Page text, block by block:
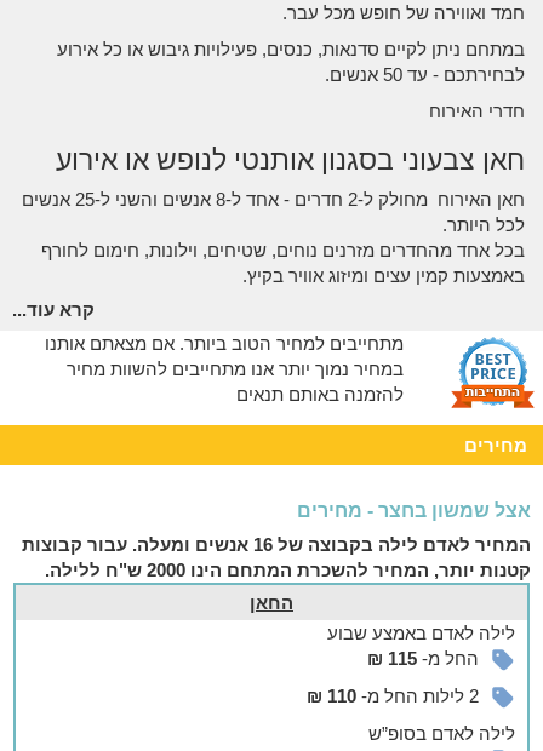
חמד ואווירה של חופש מכל עבר.
במתחם ניתן לקיים סדנאות, כנסים, פעילויות גיבוש או כל אירוע
לבחירתכם - עד 50 אנשים.
חדרי האירוח
חאן צבעוני בסגנון אותנטי לנופש או אירוע
חאן האירוח מחולק ל-2 חדרים - אחד ל-8 אנשים והשני ל-25 אנשים
לכל היותר.
בכל אחד מהחדרים מזרנים נוחים, שטיחים, וילונות, חימום לחורף
באמצעות קמין עצים ומיזוג אוויר בקיץ.
מטבח מאובזר עם מקרר, כיריים, תנור אפייה, מיקרוגל, קומקום,
*יש להביא מצעים, שמיכות ומגבות.
אצלנו בחצר
להתרווח מול הנוף וליהנות מהחופש
מהמם. כאן תפגשו בתרנגולות, החמור והפרדה שמשוטטים בכיף.
אז מה מחכה לכם בחצר?
חדרי רחצה צמודים עם מים חמים
שולחנות פיקניק
נדנדות ופינות ישיבה באוויר הצלול
נקודות חשמל רבות
אזור ייעודי להבערת מדורות
פינת החי מקסימה בה תפגשו תרנגולות ואת דני החמור (חל
קרא עוד...
מתחייבים למחיר הטוב ביותר. אם מצאתם אותנו
במחיר נמוך יותר אנו מתחייבים להשוות מחיר
להזמנה באותם תנאים
מחירים
אצל שמשון בחצר - מחירים
המחיר לאדם לילה בקבוצה של 16 אנשים ומעלה. עבור קבוצות
קטנות יותר, המחיר להשכרת המתחם הינו 2000 ש"ח ללילה.
החאן
לילהלאדם באמצע שבוע
החל מ-115 ₪
2 לילות החל מ-
110 ₪
לילהלאדם בסופ”ש